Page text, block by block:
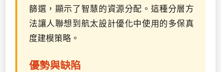
篩選，顯示了智慧的資源分配。這種分層方
法讓人聯想到航太設計優化中使用的多保真
度建模策略。
優勢與缺陷